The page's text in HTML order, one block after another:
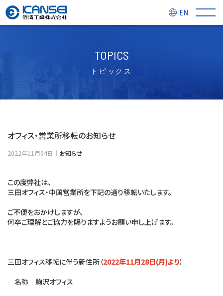
EN
TOPICS
トピックス
オフィス・営業所移転のお知らせ
2022年11月04日｜ お知らせ
この度弊社は、
三田オフィス・中国営業所を下記の通り移転いたします。
ご不便をおかけしますが、
何卒ご理解とご協力を賜りますようお願い申し上げます。
三田オフィス移転に伴う新住所（2022年11月28日(月)より）
名称 駒沢オフィス